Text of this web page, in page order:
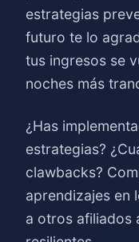
estrategias
futuro te lo
tus ingresos se
noches más
¿Has
estrategias?
clawbacks?
aprendizajes en
a otros afiliados